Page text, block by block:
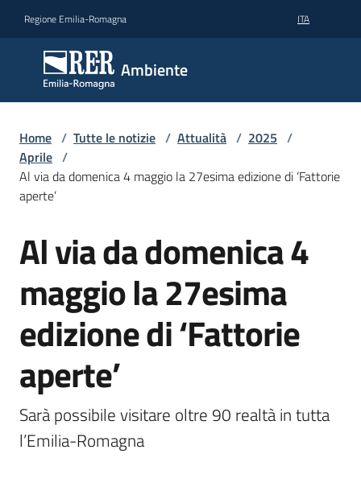
Regione Emilia-Romagna ITA
Ambiente
Ambiente
Novità
Servizi
Leggi
Bandi
Piani
Programmi
Progetti
Home / Tutte le notizie / Attualità / 2025 /
Aprile /
Al via da domenica 4 maggio la 27esima edizione di ‘Fattorie
aperte’
Salta al contenuto
Al via da domenica 4
maggio la 27esima
edizione di ‘Fattorie
aperte’
Sarà possibile visitare oltre 90 realtà in tutta
l’Emilia-Romagna